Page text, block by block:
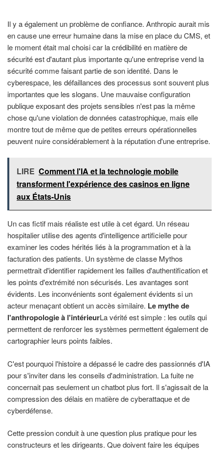
Il y a également un problème de confiance. Anthropic aurait mis
en cause une erreur humaine dans la mise en place du CMS, et
le moment était mal choisi car la crédibilité en matière de
sécurité est d'autant plus importante qu'une entreprise vend la
sécurité comme faisant partie de son identité. Dans le
cyberespace, les défaillances des processus sont souvent plus
importantes que les slogans. Une mauvaise configuration
publique exposant des projets sensibles n'est pas la même
chose qu'une violation de données catastrophique, mais elle
montre tout de même que de petites erreurs opérationnelles
peuvent nuire considérablement à la réputation d'une entreprise.
LIRE Comment l'IA et la technologie mobile
transforment l'expérience des casinos en ligne
aux États-Unis
Un cas fictif mais réaliste est utile à cet égard. Un réseau
hospitalier utilise des agents d'intelligence artificielle pour
examiner les codes hérités liés à la programmation et à la
facturation des patients. Un système de classe Mythos
permettrait d'identifier rapidement les failles d'authentification et
les points d'extrémité non sécurisés. Les avantages sont
évidents. Les inconvénients sont également évidents si un
acteur menaçant obtient un accès similaire. Le mythe de
l'anthropologie à l'intérieurLa vérité est simple : les outils qui
permettent de renforcer les systèmes permettent également de
cartographier leurs points faibles.
C'est pourquoi l'histoire a dépassé le cadre des passionnés d'IA
pour s'inviter dans les conseils d'administration. La fuite ne
concernait pas seulement un chatbot plus fort. Il s'agissait de la
compression des délais en matière de cyberattaque et de
cyberdéfense.
Cette pression conduit à une question plus pratique pour les
constructeurs et les dirigeants. Que doivent faire les équipes